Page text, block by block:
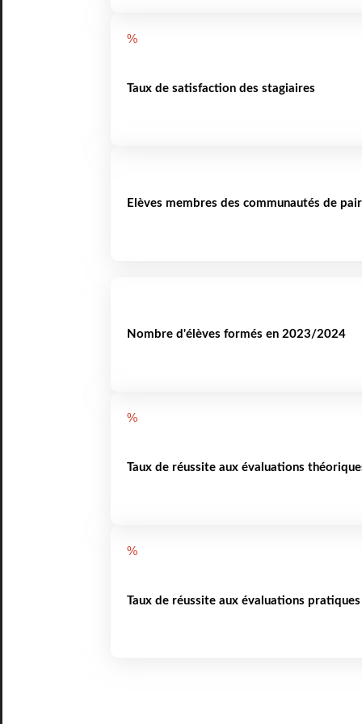
%
Taux de satisfaction des stagiaires
Elèves membres des communautés de
Nombre d'élèves formés en 2023/2024
%
Taux de réussite aux évaluations
%
Taux de réussite aux évaluations pratiques